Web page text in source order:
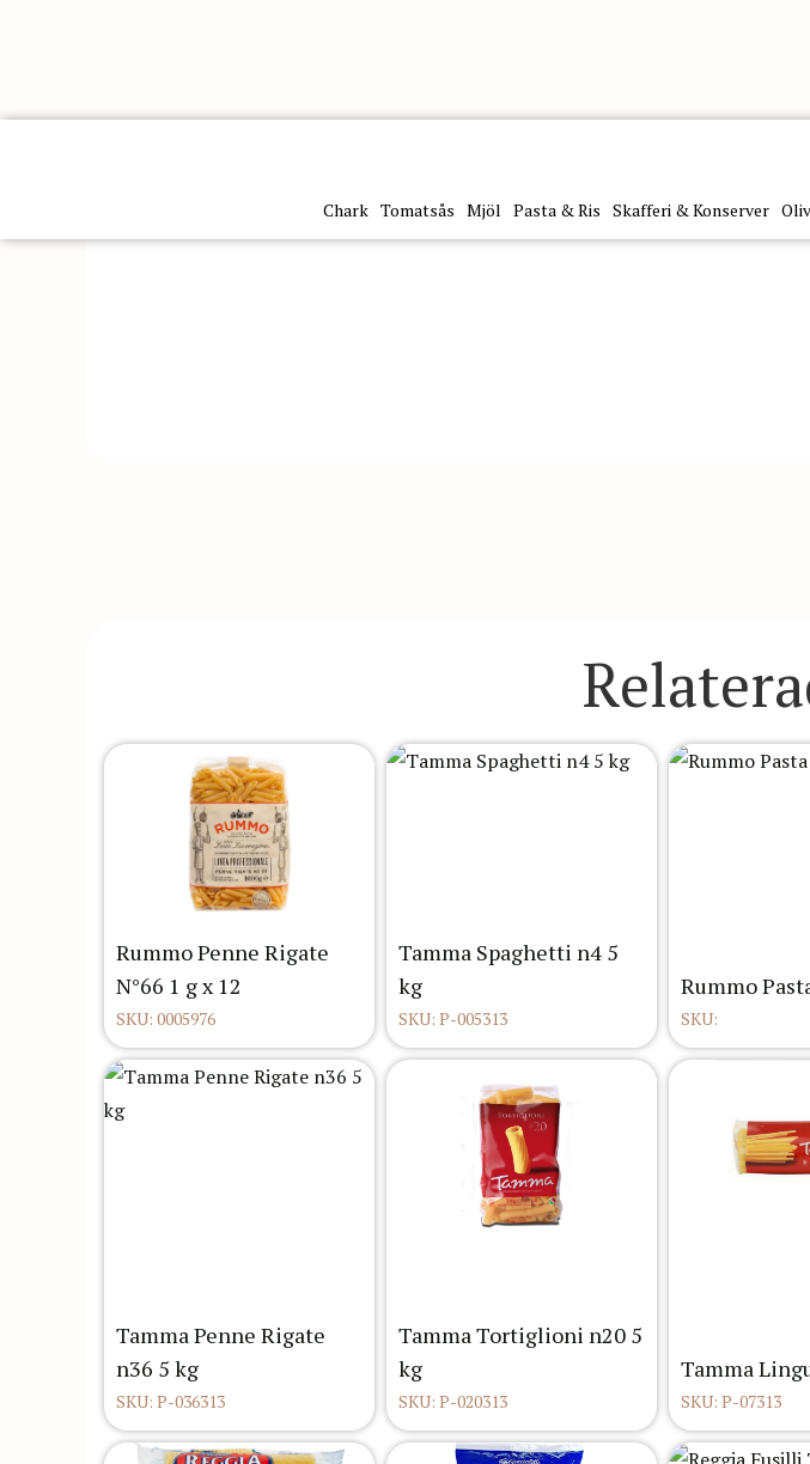
Chark Tomatsås Mjöl Pasta & Ris Skafferi & Konserver
Rummo Penne Rigate
N°66 1 g x 12
SKU: 0005976
Tamma Spaghetti n4 5
kg
SKU: P-005313
Rummo
SKU:
Tamma Penne Rigate
n36 5 kg
SKU: P-036313
Tamma Tortiglioni n20 5
kg
SKU: P-020313
Tamma
SKU: P-07313